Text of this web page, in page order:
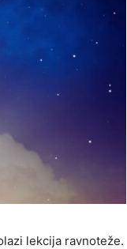
lekcija ravnoteže.